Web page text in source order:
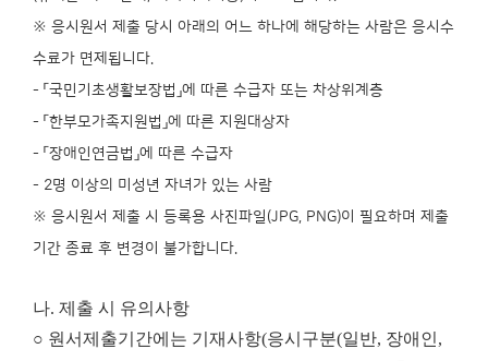
※ 응시원서 제출 당시 아래의 어느 하나에 해당하는 사람은 응시수
수료가 면제됩니다.
- 「국민기초생활보장법」에 따른 수급자 또는 차상위계층
- 「한부모가족지원법」에 따른 지원대상자
- 「장애인연금법」에 따른 수급자
- 2명 이상의 미성년 자녀가 있는 사람
※ 응시원서 제출 시 등록용 사진파일(JPG, PNG)이 필요하며 제출
기간 종료 후 변경이 불가합니다.
나. 제출 시 유의사항
○ 원서제출기간에는 기재사항(응시구분(일반, 장애인,